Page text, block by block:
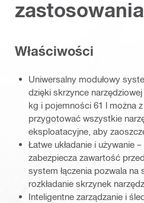
zastosowania
Właściwości
Uniwersalny modułowy
dzięki skrzynce
kg i pojemności 61 l można
przygotować wszystkie
eksploatacyjne, aby
Łatwe układanie i używanie
zabezpiecza zawartość
system łączenia pozwala na
rozkładanie skrzynek
Inteligentne zarządzanie i